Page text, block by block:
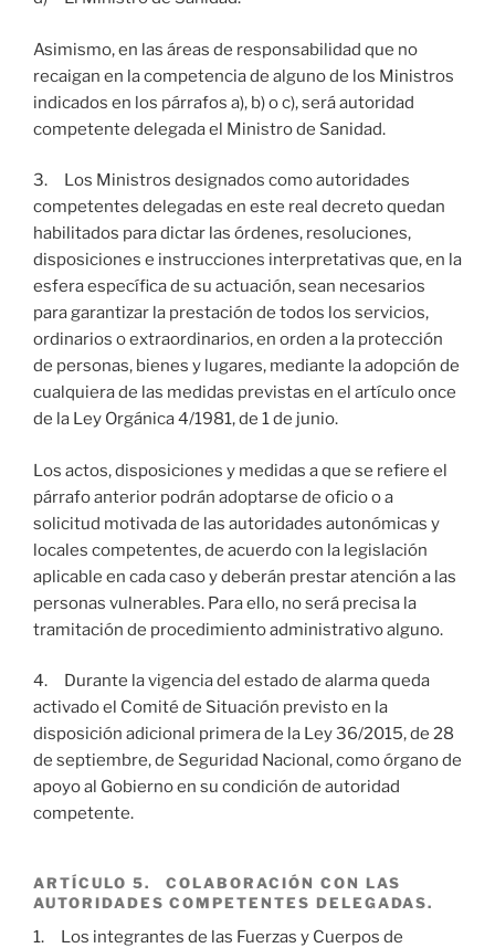
Asimismo, en las áreas de responsabilidad que no
recaigan en la competencia de alguno de los Ministros
indicados en los párrafos a), b) o c), será autoridad
competente delegada el Ministro de Sanidad.
3. Los Ministros designados como autoridades
competentes delegadas en este real decreto quedan
habilitados para dictar las órdenes, resoluciones,
disposiciones e instrucciones interpretativas que, en la
esfera específica de su actuación, sean necesarios
para garantizar la prestación de todos los servicios,
ordinarios o extraordinarios, en orden a la protección
de personas, bienes y lugares, mediante la adopción de
cualquiera de las medidas previstas en el artículo once
de la Ley Orgánica 4/1981, de 1 de junio.
Los actos, disposiciones y medidas a que se refiere el
párrafo anterior podrán adoptarse de oficio o a
solicitud motivada de las autoridades autonómicas y
locales competentes, de acuerdo con la legislación
aplicable en cada caso y deberán prestar atención a las
personas vulnerables. Para ello, no será precisa la
tramitación de procedimiento administrativo alguno.
4. Durante la vigencia del estado de alarma queda
activado el Comité de Situación previsto en la
disposición adicional primera de la Ley 36/2015, de 28
de septiembre, de Seguridad Nacional, como órgano de
apoyo al Gobierno en su condición de autoridad
competente.
ARTÍCULO 5. COLABORACIÓN CON LAS
AUTORIDADES COMPETENTES DELEGADAS.
1. Los integrantes de las Fuerzas y Cuerpos de